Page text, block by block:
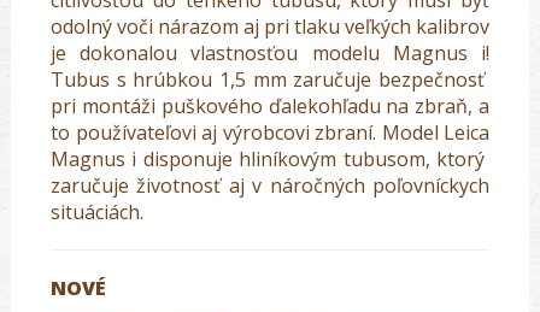
odolný voči nárazom aj pri tlaku veľkých kalibrov
je dokonalou vlastnosťou modelu Magnus i!
Tubus s hrúbkou 1,5 mm zaručuje bezpečnosť
pri montáži puškového ďalekohľadu na zbraň, a
to používateľovi aj výrobcovi zbraní. Model Leica
Magnus i disponuje hliníkovým tubusom, ktorý
zaručuje životnosť aj v náročných poľovníckych
situáciách.
NOVÉ